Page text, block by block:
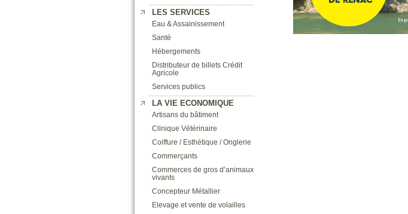
LES SERVICES
Eau & Assainissement
Santé
Hébergements
Distributeur de billets Crédit
Agricole
Services publics
LA VIE ECONOMIQUE
Artisans du bâtiment
Clinique Vétérinaire
Coiffure / Esthétique / Onglerie
Commerçants
Commerces de gros d’animaux
vivants
Concepteur Métallier
Elevage et vente de volailles